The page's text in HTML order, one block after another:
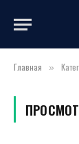
Главная »